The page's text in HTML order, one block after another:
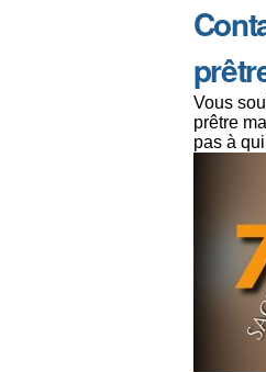
Vous
prêtre
pas à